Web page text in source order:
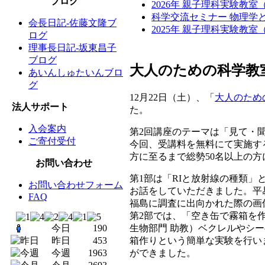
会長日記-佐藤文隆ブ
ログ
理事長日記-坂東昌子
ブログ
あいんしゅたいんブロ
グ
法人サポート
入会案内
ご寄付受付
お問い合わせ
お問い合わせフォーム
FAQ
今日
190
昨日
453
今週
1963
2026年 親子理科実験教室
科学交流セミナー 物理学
2025年 親子理科実験教室
大人のための科学教
12月22日（土）、「 大人のため
た。
第2回講座のテーマは「見て・
今回、受講料を無料にて実施
方に至るまで総勢50名以上の
第1部は「RIと放射線の種類」
お話をしていただきました。
福島に調査に出向かれた際の
第2部では、「空き缶で霧箱を
生物部門 助教）ベクレルやシ
箱作りという簡単な実験を行
ができました。